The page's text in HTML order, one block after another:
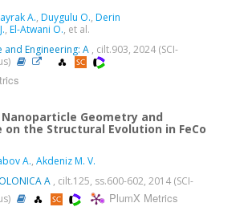
A., Duygulu O., Derin
, El-Atwani O., et al.
and Engineering: A , cilt.903, 2024 (SCI-
Geometry and
the Structural Evolution in FeCo
A., Akdeniz M. V.
A , cilt.125, ss.600-602, 2014 (SCI-
PlumX Metrics